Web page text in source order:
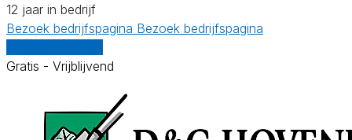
12 jaar in bedrijf
Bezoek bedrijfspagina Bezoek bedrijfspagina
Gratis - Vrijblijvend